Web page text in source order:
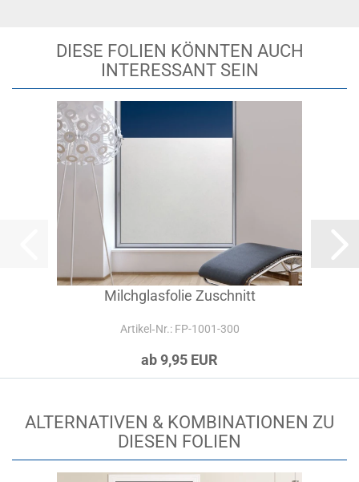
DIESE FOLIEN KÖNNTEN AUCH
INTERESSANT SEIN
Milchglasfolie Zuschnitt
Artikel‑Nr.: FP-1001-300
ab 9,95 EUR
ALTERNATIVEN & KOMBINATIONEN ZU
DIESEN FOLIEN